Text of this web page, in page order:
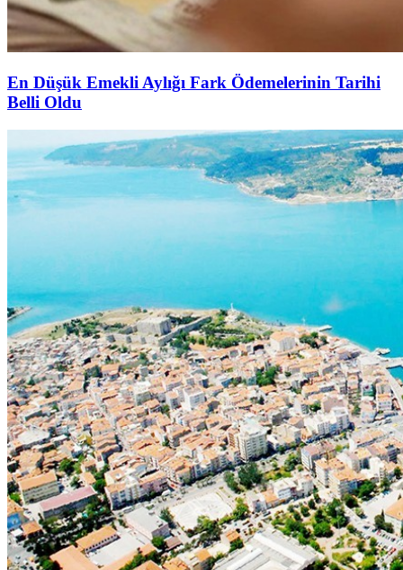
En Düşük Emekli Aylığı Fark Ödemelerinin Tarihi
Belli Oldu